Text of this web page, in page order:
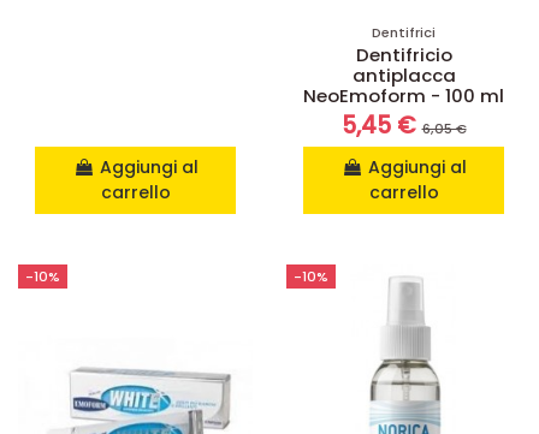
Aggiungi al
carrello
Dentifrici
Dentifricio
antiplacca
NeoEmoform - 100 ml
5,45 €6,05 €
Aggiungi al
carrello
-10% -10%